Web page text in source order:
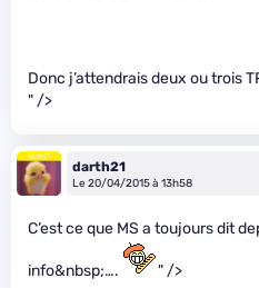
Donc j’attendrais deux ou trois
" />
darth21
Le 20/04/2015 à 13h58
C’est ce que MS a toujours dit
info&nbsp;…. " />